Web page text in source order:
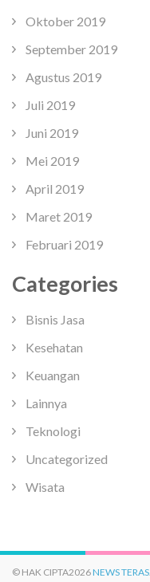
Oktober 2019
September 2019
Agustus 2019
Juli 2019
Juni 2019
Mei 2019
April 2019
Maret 2019
Februari 2019
Categories
Bisnis Jasa
Kesehatan
Keuangan
Lainnya
Teknologi
Uncategorized
Wisata
© HAK CIPTA2026NEWS TERAS